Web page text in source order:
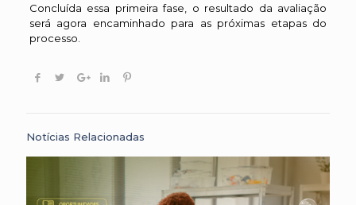
Concluída essa primeira fase, o resultado da avaliação
será agora encaminhado para as próximas etapas do
processo.
Notícias Relacionadas